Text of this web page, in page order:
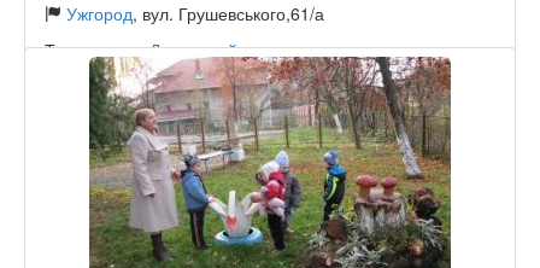
Ужгород, вул. Грушевського,61/а
Тип садочку:Державний